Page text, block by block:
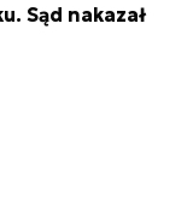
Sąd nakazał